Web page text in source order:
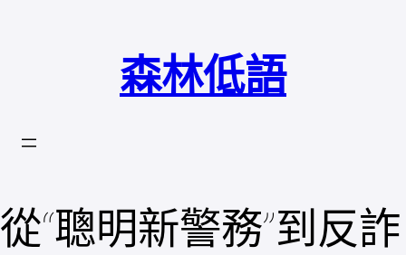
森林低語
從“聰明新警務”到反詐